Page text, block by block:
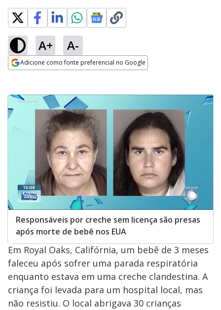
A+ A-
Adicione como fonte preferencial no Google
Responsáveis por creche sem licença são presas
após morte de bebê nos EUA
Em Royal Oaks, Califórnia, um bebê de 3 meses
faleceu após sofrer uma parada respiratória
enquanto estava em uma creche clandestina. A
criança foi levada para um hospital local, mas
não resistiu. O local abrigava 30 crianças